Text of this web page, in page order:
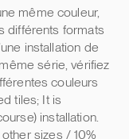
même couleur,
différents formats
installation de
série, vérifiez
couleurs
tiles; It is
installation.
sizes / 10%